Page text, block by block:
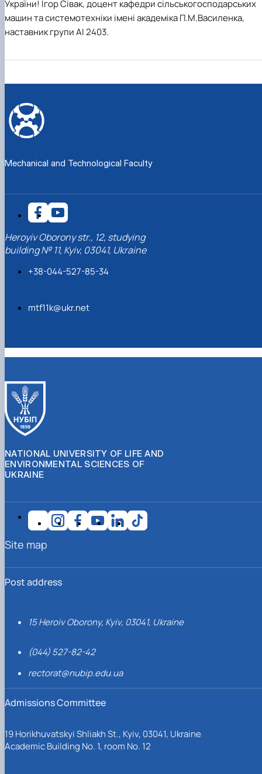
України! Ігор Сівак, доцент кафедри сільськогосподарських
машин та системотехніки імені академіка П.М.Василенка,
наставник групи АІ 2403.
Mechanical and Technological Faculty
Heroyiv Oborony str., 12, studying
building № 11, Kyiv, 03041, Ukraine
+38-044-527-85-34
mtf11k@ukr.net
NATIONAL UNIVERSITY OF LIFE AND
ENVIRONMENTAL SCIENCES OF
UKRAINE
Post address
15 Heroiv Oborony, Kyiv, 03041, Ukraine
(044) 527-82-42
rectorat@nubip.edu.ua
Admissions Committee
19 Horikhuvatskyi Shliakh St., Kyiv, 03041, Ukraine
Academic Building No. 1, room No. 12
Site map